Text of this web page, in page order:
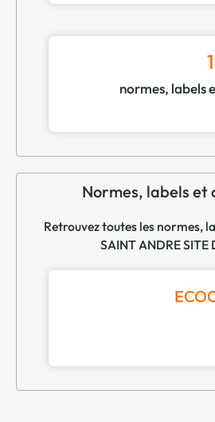
1
normes, labels
Normes, labels
Retrouvez toutes les normes,
SAINT ANDRE SITE